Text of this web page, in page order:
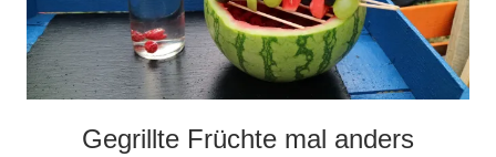
Gegrillte Früchte mal anders